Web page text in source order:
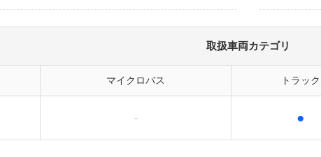
取扱車両カテゴリ
マイクロバス トラック
- ●